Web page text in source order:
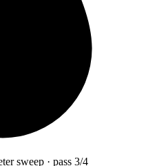
sweep · pass 3/4